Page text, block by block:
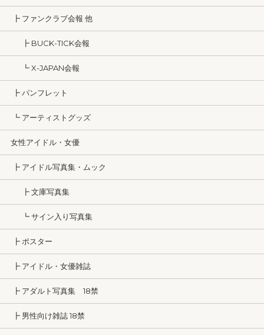
┣ ファンクラブ会報 他
┣ BUCK-TICK会報
┗ X-JAPAN会報
┣ パンフレット
┗ アーティストグッズ
女性アイドル・女優
┣ アイドル写真集・ムック
┣ 文庫写真集
┗ サイン入り写真集
┣ ポスター
┣ アイドル・女優雑誌
┣ アダルト写真集 18禁
┣ 男性向け雑誌 18禁